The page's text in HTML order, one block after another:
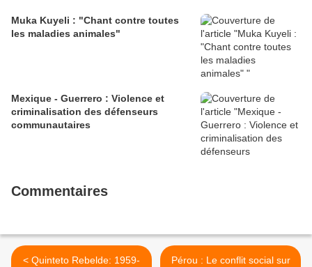
Muka Kuyeli : "Chant contre toutes
les maladies animales"
Mexique - Guerrero : Violence et
criminalisation des défenseurs
communautaires
Commentaires
< Quinteto Rebelde: 1959-
Pérou : Le conflit social sur